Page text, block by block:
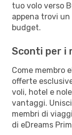
tuo volo verso
appena trovi
budget.
Sconti per i
Come membro
offerte
voli, hotel e
vantaggi.
membri di
di eDreams